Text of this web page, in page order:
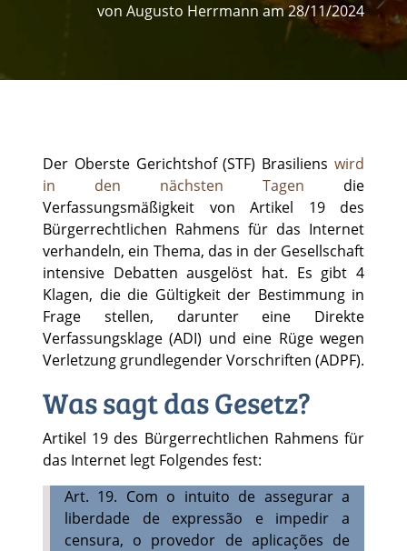
von Augusto Herrmann am 28/11/2024
Der Oberste Gerichtshof (STF) Brasiliens wird
in den nächsten Tagen die
Verfassungsmäßigkeit von Artikel 19 des
Bürgerrechtlichen Rahmens für das Internet
verhandeln, ein Thema, das in der Gesellschaft
intensive Debatten ausgelöst hat. Es gibt 4
Klagen, die die Gültigkeit der Bestimmung in
Frage stellen, darunter eine Direkte
Verfassungsklage (ADI) und eine Rüge wegen
Verletzung grundlegender Vorschriften (ADPF).
Was sagt das Gesetz?
Artikel 19 des Bürgerrechtlichen Rahmens für
das Internet legt Folgendes fest:
Art. 19. Com o intuito de assegurar a
liberdade de expressão e impedir a
censura, o provedor de aplicações de